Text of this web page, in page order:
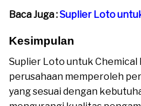
Baca Juga :Suplier Loto
Kesimpulan
Suplier Loto untuk
perusahaan memperoleh
yang sesuai dengan